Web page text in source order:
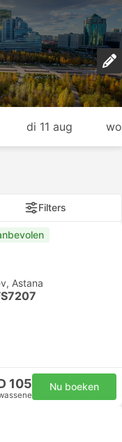
di 11 aug
Filters
Astana
105 Nu boeken